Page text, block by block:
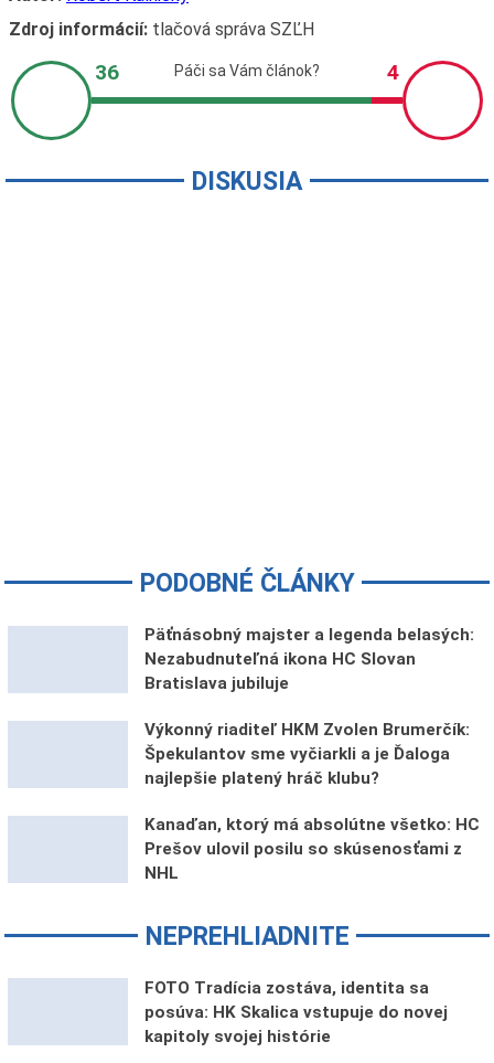
Zdroj informácií:tlačová správa SZĽH
DISKUSIA
PODOBNÉ ČLÁNKY
Päťnásobný majster a legenda belasých:
Nezabudnuteľná ikona HC Slovan
Bratislava jubiluje
Výkonný riaditeľ HKM Zvolen Brumerčík:
Špekulantov sme vyčiarkli a je Ďaloga
najlepšie platený hráč klubu?
Kanaďan, ktorý má absolútne všetko: HC
Prešov ulovil posilu so skúsenosťami z
NHL
NEPREHLIADNITE
FOTO Tradícia zostáva, identita sa
posúva: HK Skalica vstupuje do novej
kapitoly svojej histórie